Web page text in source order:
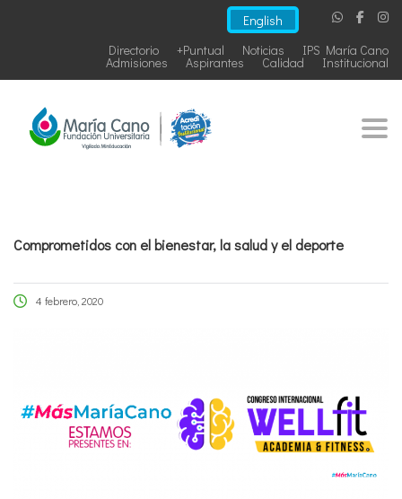
English
IPS María Cano
Noticias
+Puntual
Directorio
Institucional
Calidad
Aspirantes
Admisiones
Comprometidos con el bienestar, la salud y el deporte
4 febrero, 2020